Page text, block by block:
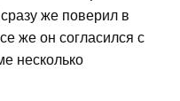
же поверил в
же он согласился с
несколько